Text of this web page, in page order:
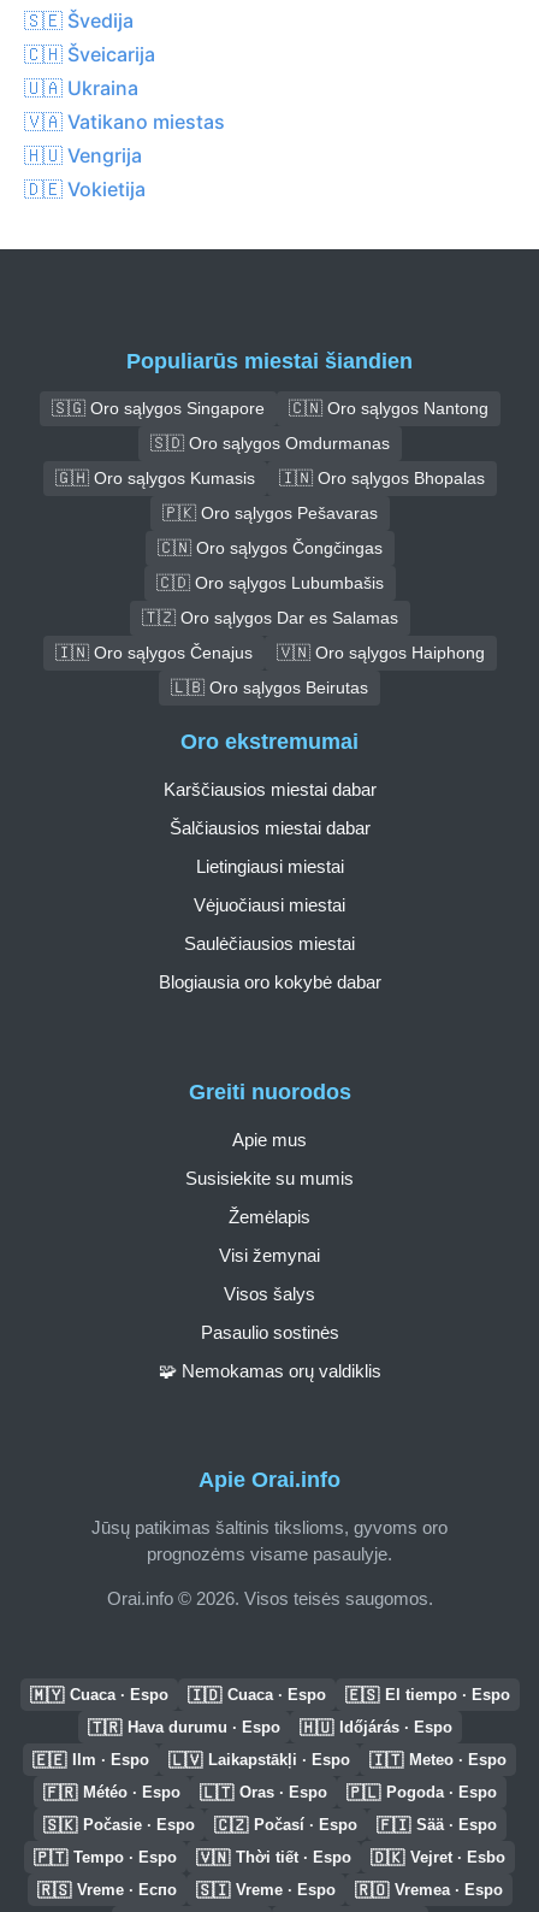
🇸🇪 Švedija
🇨🇭 Šveicarija
🇺🇦 Ukraina
🇻🇦 Vatikano miestas
🇭🇺 Vengrija
🇩🇪 Vokietija
Populiarūs miestai šiandien
🇸🇬 Oro sąlygos Singapore
🇨🇳 Oro sąlygos Nantong
🇸🇩 Oro sąlygos Omdurmanas
🇬🇭 Oro sąlygos Kumasis
🇮🇳 Oro sąlygos Bhopalas
🇵🇰 Oro sąlygos Pešavaras
🇨🇳 Oro sąlygos Čongčingas
🇨🇩 Oro sąlygos Lubumbašis
🇹🇿 Oro sąlygos Dar es Salamas
🇮🇳 Oro sąlygos Čenajus
🇻🇳 Oro sąlygos Haiphong
🇱🇧 Oro sąlygos Beirutas
Apie Orai.info
Jūsų patikimas šaltinis tikslioms, gyvoms oro
prognozėms visame pasaulyje.
Orai.info © 2026. Visos teisės saugomos.
Greiti nuorodos
Apie mus
Susisiekite su mumis
Žemėlapis
Visi žemynai
Visos šalys
Pasaulio sostinės
🧩 Nemokamas orų valdiklis
Oro ekstremumai
Karščiausios miestai dabar
Šalčiausios miestai dabar
Lietingiausi miestai
Vėjuočiausi miestai
Saulėčiausios miestai
Blogiausia oro kokybė dabar
🇲🇾 Cuaca · Espo 🇮🇩 Cuaca · Espo 🇪🇸 El tiempo · Espo
🇹🇷 Hava durumu · Espo 🇭🇺 Időjárás · Espo
🇪🇪 Ilm · Espo 🇱🇻 Laikapstākļi · Espo 🇮🇹 Meteo · Espo
🇫🇷 Météo · Espo 🇱🇹 Oras · Espo 🇵🇱 Pogoda · Espo
🇸🇰 Počasie · Espo 🇨🇿 Počasí · Espo 🇫🇮 Sää · Espo
🇵🇹 Tempo · Espo 🇻🇳 Thời tiết · Espo 🇩🇰 Vejret · Esbo
🇷🇸 Vreme · Еспо 🇸🇮 Vreme · Espo 🇷🇴 Vremea · Espo